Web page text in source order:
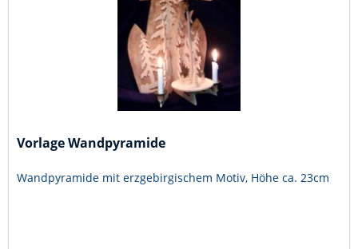
Vorlage Wandpyramide
Wandpyramide mit erzgebirgischem Motiv, Höhe ca. 23cm